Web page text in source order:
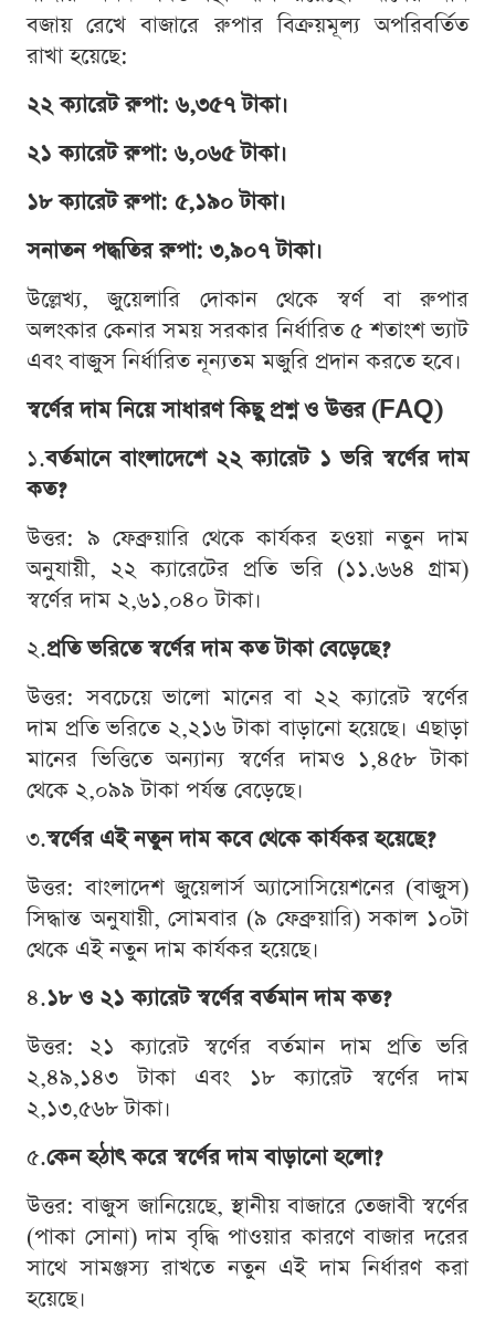
বজায় রেখে বাজারে রুপার বিক্রয়মূল্য অপরিবর্তিত
রাখা হয়েছে:
২২ ক্যারেট রুপা: ৬,৩৫৭ টাকা।
২১ ক্যারেট রুপা: ৬,০৬৫ টাকা।
১৮ ক্যারেট রুপা: ৫,১৯০ টাকা।
সনাতন পদ্ধতির রুপা: ৩,৯০৭ টাকা।
উল্লেখ্য, জুয়েলারি দোকান থেকে স্বর্ণ বা রুপার
অলংকার কেনার সময় সরকার নির্ধারিত ৫ শতাংশ ভ্যাট
এবং বাজুস নির্ধারিত নূন্যতম মজুরি প্রদান করতে হবে।
স্বর্ণের দাম নিয়ে সাধারণ কিছু প্রশ্ন ও উত্তর (FAQ)
১.বর্তমানে বাংলাদেশে ২২ ক্যারেট ১ ভরি স্বর্ণের দাম
কত?
উত্তর: ৯ ফেব্রুয়ারি থেকে কার্যকর হওয়া নতুন দাম
অনুযায়ী, ২২ ক্যারেটের প্রতি ভরি (১১.৬৬৪ গ্রাম)
স্বর্ণের দাম ২,৬১,০৪০ টাকা।
২.প্রতি ভরিতে স্বর্ণের দাম কত টাকা বেড়েছে?
উত্তর: সবচেয়ে ভালো মানের বা ২২ ক্যারেট স্বর্ণের
দাম প্রতি ভরিতে ২,২১৬ টাকা বাড়ানো হয়েছে। এছাড়া
মানের ভিত্তিতে অন্যান্য স্বর্ণের দামও ১,৪৫৮ টাকা
থেকে ২,০৯৯ টাকা পর্যন্ত বেড়েছে।
৩.স্বর্ণের এই নতুন দাম কবে থেকে কার্যকর হয়েছে?
উত্তর: বাংলাদেশ জুয়েলার্স অ্যাসোসিয়েশনের (বাজুস)
সিদ্ধান্ত অনুযায়ী, সোমবার (৯ ফেব্রুয়ারি) সকাল ১০টা
থেকে এই নতুন দাম কার্যকর হয়েছে।
৪.১৮ ও ২১ ক্যারেট স্বর্ণের বর্তমান দাম কত?
উত্তর: ২১ ক্যারেট স্বর্ণের বর্তমান দাম প্রতি ভরি
২,৪৯,১৪৩ টাকা এবং ১৮ ক্যারেট স্বর্ণের দাম
২,১৩,৫৬৮ টাকা।
৫.কেন হঠাৎ করে স্বর্ণের দাম বাড়ানো হলো?
উত্তর: বাজুস জানিয়েছে, স্থানীয় বাজারে তেজাবী স্বর্ণের
(পাকা সোনা) দাম বৃদ্ধি পাওয়ার কারণে বাজার দরের
সাথে সামঞ্জস্য রাখতে নতুন এই দাম নির্ধারণ করা
হয়েছে।